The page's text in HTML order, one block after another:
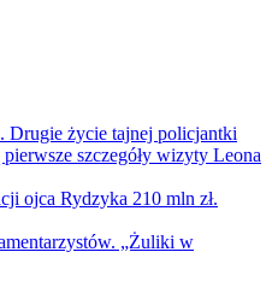
Drugie życie tajnej policjantki
szczegóły wizyty Leona
ojca Rydzyka 210 mln zł.
„Żuliki w